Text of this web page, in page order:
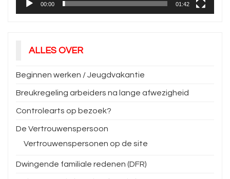
00:00 01:42
ALLES OVER
Beginnen werken / Jeugdvakantie
Breukregeling arbeiders na lange afwezigheid
Controlearts op bezoek?
De Vertrouwenspersoon
Vertrouwenspersonen op de site
Dwingende familiale redenen (DFR)